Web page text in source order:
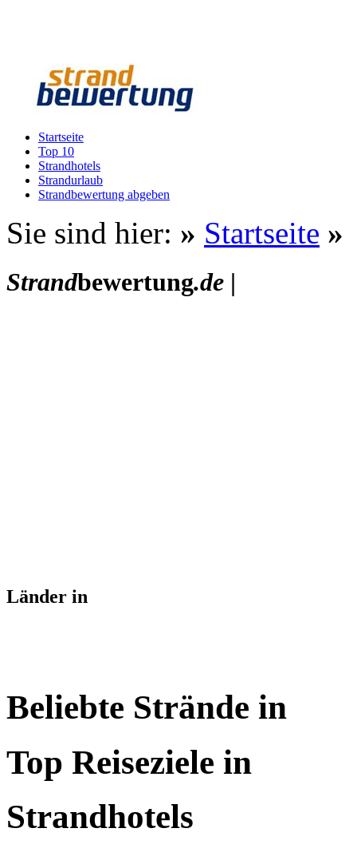
Startseite
Top 10
Strandhotels
Strandurlaub
Strandbewertung abgeben
Sie sind hier: » Startseite »
Strandbewertung.de |
Länder in
Beliebte Strände in
Top Reiseziele in
Strandhotels